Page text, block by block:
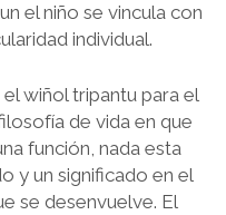
el niño se vincula con
individual.
wiñol tripantu para el
de vida en que
función, nada esta
y un significado en el
se desenvuelve. El